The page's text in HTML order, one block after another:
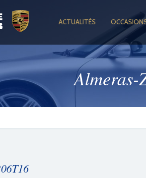
ACTUALITÉS
Almeras-